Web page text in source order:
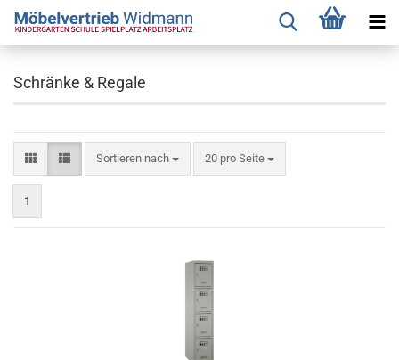
Schränke & Regale
Sortieren nach
Sortieren nach 20 pro Seite
pro Seite
1